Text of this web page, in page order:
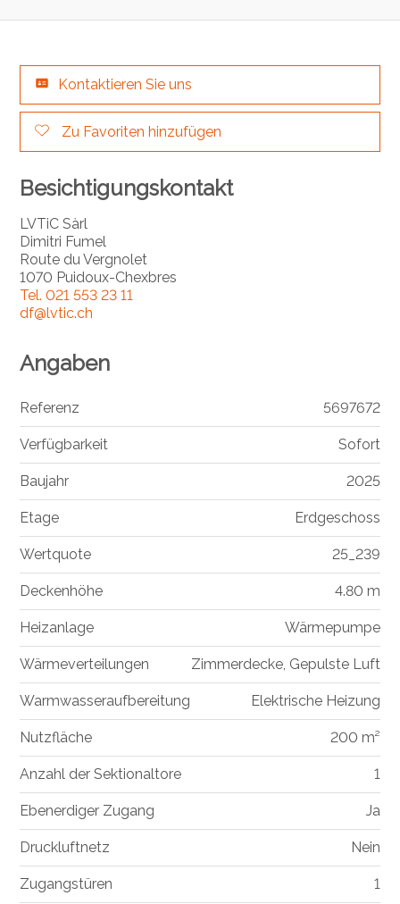
Kontaktieren Sie uns
Zu Favoriten hinzufügen
Besichtigungskontakt
LVTiC Sàrl
Dimitri Fumel
Route du Vergnolet
1070 Puidoux-Chexbres
Tel.021 553 23 11
df@lvtic.ch
Angaben
Referenz 5697672
Verfügbarkeit Sofort
Baujahr 2025
Etage Erdgeschoss
Wertquote 25_239
Deckenhöhe 4.80 m
Heizanlage Wärmepumpe
Wärmeverteilungen Zimmerdecke, Gepulste Luft
Warmwasseraufbereitung Elektrische Heizung
Nutzfläche 200 m²
Anzahl der Sektionaltore 1
Ebenerdiger Zugang Ja
Druckluftnetz Nein
Zugangstüren 1